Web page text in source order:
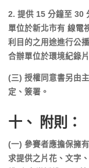
2. 提供 15 分鐘至 30
單位於新北市有 線電
利目的之用途進行公
合辦單位於環境紀錄
(三) 授權同意書另由
定、簽署。
十、 附則：
(一) 參賽者應擔保擁
求提供之片花、文字